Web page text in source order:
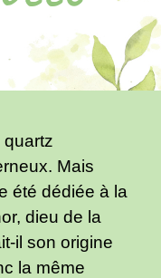
quartz
Mais
été dédiée à la
dieu de la
il son origine
la même